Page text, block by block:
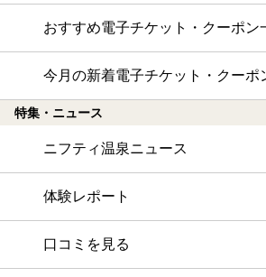
おすすめ電子チケット・クーポン
今月の新着電子チケット・クーポ
特集・ニュース
ニフティ温泉ニュース
体験レポート
口コミを見る